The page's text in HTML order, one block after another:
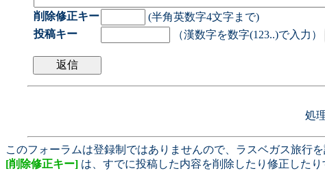
削除修正キー
(半角英数字4文字まで)
投稿キー
（漢数字を数字(123..)で入力）
処
このフォーラムは登録制ではありませんので、ラスベガス旅行
[削除修正キー] は、すでに投稿した内容を削除したり修正した